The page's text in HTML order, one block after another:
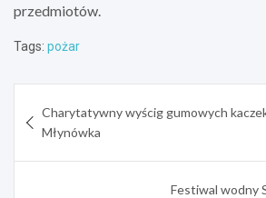
przedmiotów.
Tags: pożar
wpisu
Charytatywny wyścig gumowych
Młynówka
Festiwal wodny